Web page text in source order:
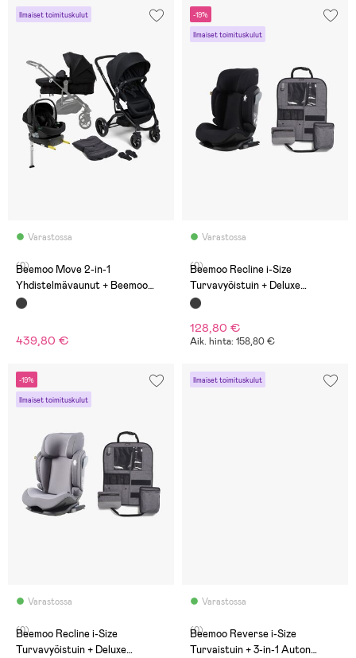
Ilmaiset toimituskulut
Varastossa
(0)
Beemoo Move 2-in-1
Yhdistelmävaunut + Beemoo
Route i-Size Turvakaukalo &
439,80 €
-19%
Ilmaiset toimituskulut
Varastossa
(0)
Beemoo Recline i-Size
Turvavyöistuin + Deluxe
Potkusuoja, Black Stone
128,80 €
Aik. hinta: 158,80 €
-19%
Ilmaiset toimituskulut
Varastossa
(0)
Beemoo Recline i-Size
Turvavyöistuin + Deluxe
Ilmaiset toimituskulut
Varastossa
(0)
Beemoo Reverse i-Size
Turvaistuin + 3-in-1 Auton